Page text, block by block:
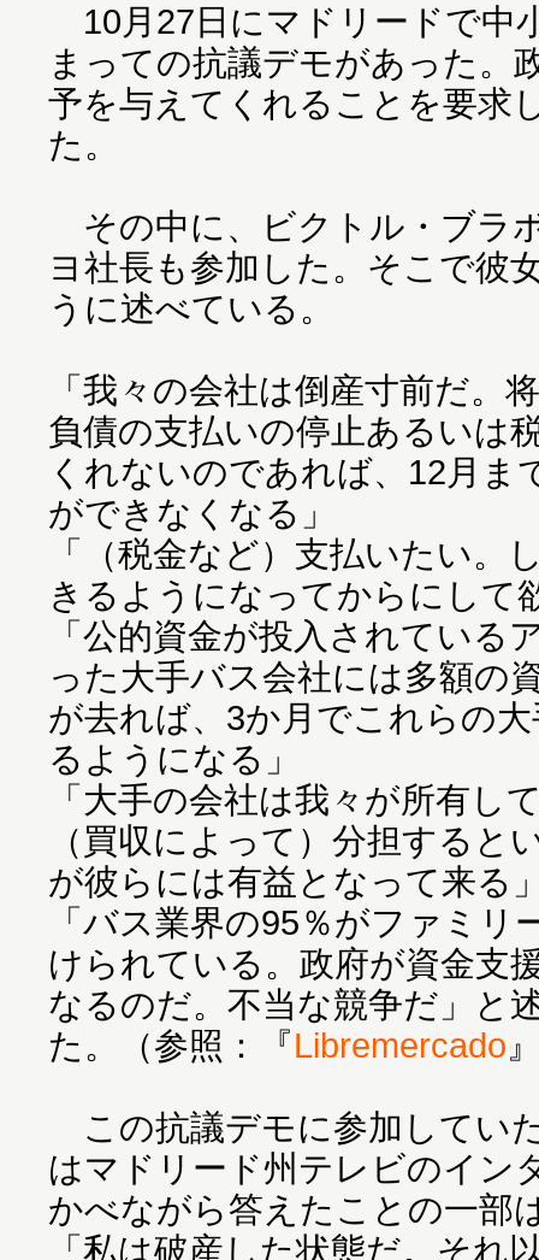
10月27日にマドリードで中
まっての抗議デモがあった。
予を与えてくれることを要求
た。
その中に、ビクトル・ブラ
ヨ社長も参加した。そこで彼
うに述べている。
「我々の会社は倒産寸前だ。
負債の支払いの停止あるいは
くれないのであれば、12月ま
ができなくなる」
「（税金など）支払いたい。
きるようになってからにして
「公的資金が投入されている
った大手バス会社には多額の
が去れば、3か月でこれらの
るようになる」
「大手の会社は我々が所有し
（買収によって）分担すると
が彼らには有益となって来る
「バス業界の95％がファミリ
けられている。政府が資金支
なるのだ。不当な競争だ」と
た。（参照：『Libremercado
この抗議デモに参加してい
はマドリード州テレビのイン
かべながら答えたことの一部
「私は破産した状態だ。それ